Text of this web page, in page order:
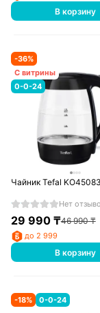
В корзину
-36%
С витрины
0-0-24
Чайник Tefal
Нет
29 990₸46 990₸
до 2 999
В корзину
-18% 0-0-24